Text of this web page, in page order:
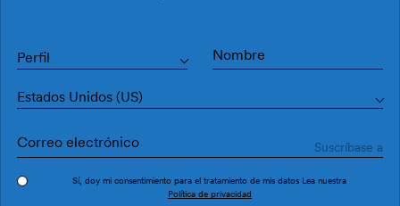
Perfil
Estados Unidos (US)
Sí, doy mi consentimiento para el tratamiento de mis datos Lea nuestra
Política de privacidad